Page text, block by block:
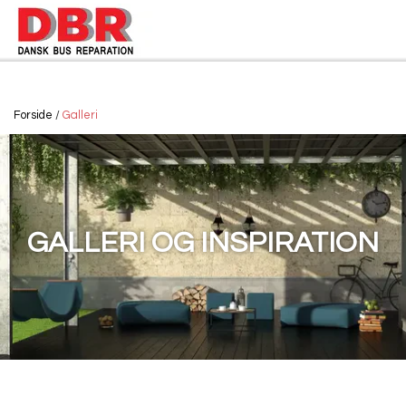
Forside Galleri
GALLERI OG INSPIRATION